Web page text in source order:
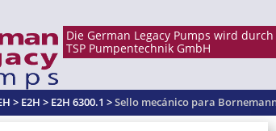
> E2H > E2H 6300.1 >Sello mecánico para Bornemann